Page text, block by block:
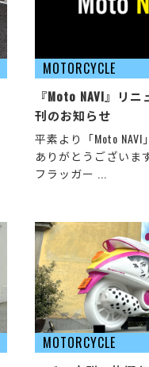
MOTORCYCLE
『Moto NAVI』リ
刊のお知らせ
平素より「Moto
ありがとうございま
フラッガー ...
MOTORCYCLE